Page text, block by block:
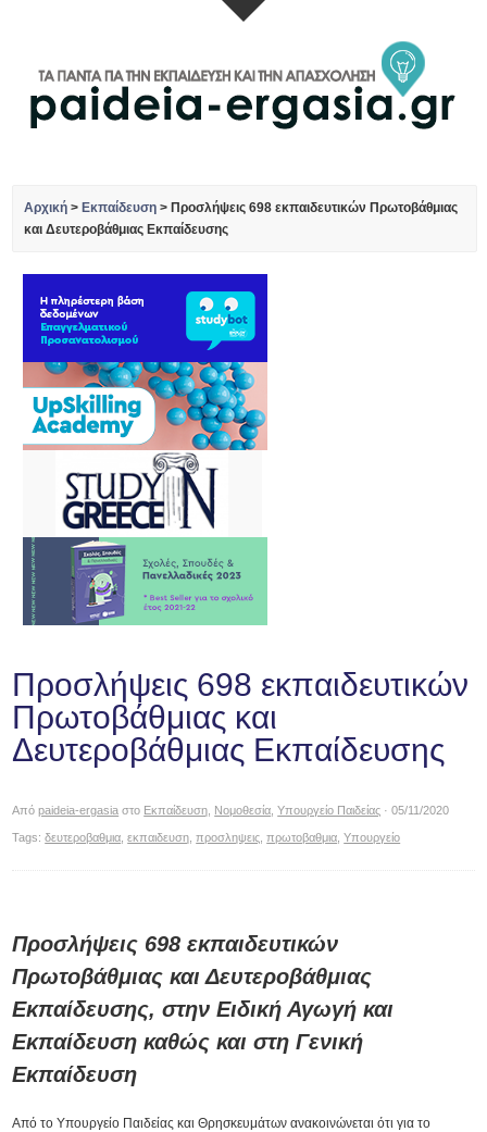
Αρχική > Εκπαίδευση > Προσλήψεις 698 εκπαιδευτικών Πρωτοβάθμιας
και Δευτεροβάθμιας Εκπαίδευσης
Προσλήψεις 698 εκπαιδευτικών
Πρωτοβάθμιας και
Δευτεροβάθμιας Εκπαίδευσης
Απόpaideia-ergasia στο Εκπαίδευση Νομοθεσία ,Υπουργείο Παιδείας · 05/11/2020
Tags:δευτεροβαθμια ,εκπαιδευση ,προσληψεις ,πρωτοβαθμια ,Υπουργείο
Προσλήψεις 698 εκπαιδευτικών
Πρωτοβάθμιας και Δευτεροβάθμιας
Εκπαίδευσης, στην Ειδική Αγωγή και
Εκπαίδευση καθώς και στη Γενική
Εκπαίδευση
Από το Υπουργείο Παιδείας και Θρησκευμάτων ανακοινώνεται ότι για το